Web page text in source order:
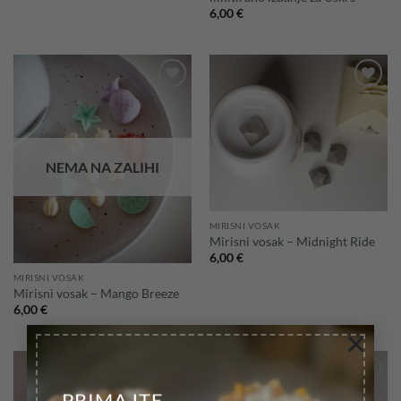
×
6,00€
Add to
wishlist
NEMA NA ZALIHI
MIRISNI VOSAK
Mirisni vosak – Mango Breeze
6,00€
MIRISNI VOSAK
Mirisni vosak – Midnight Ride
6,00€
Add to Add to